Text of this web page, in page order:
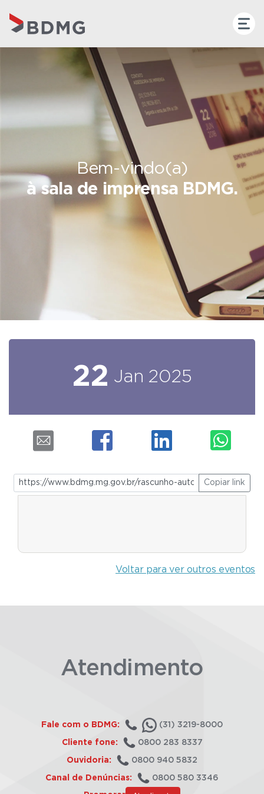
Bem-vindo(a)
à sala de imprensa BDMG.
22 Jan 2025
Copiar link
Voltar para ver outros eventos
Atendimento
Fale com o BDMG: (31) 3219-8000
Cliente fone: 0800 283 8337
Ouvidoria: 0800 940 5832
Canal de Denúncias: 0800 580 3346